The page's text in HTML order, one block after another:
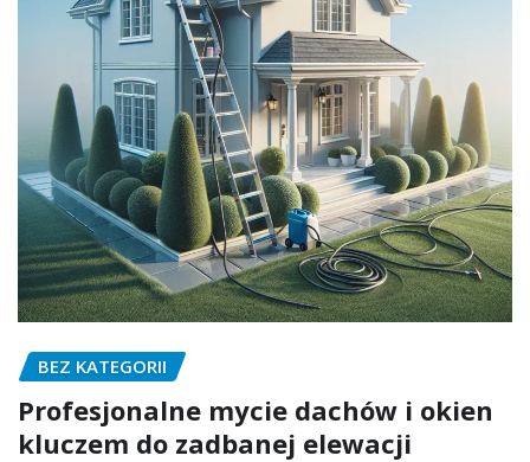
BEZ KATEGORII
Profesjonalne mycie dachów i okien
kluczem do zadbanej elewacji